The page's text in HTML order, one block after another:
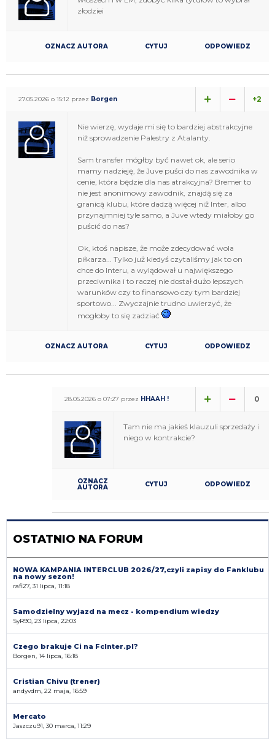
złodziei
OZNACZ AUTORA CYTUJ ODPOWIEDZ
27.05.2026 o 15:12 przez Borgen +2
Nie wierzę, wydaje mi się to bardziej abstrakcyjne
niż sprowadzenie Palestry z Atalanty.
Sam transfer mógłby być nawet ok, ale serio
mamy nadzieję, że Juve puści do nas zawodnika w
cenie, która będzie dla nas atrakcyjna? Bremer to
nie jest anonimowy zawodnik, znajdą się za
granicą klubu, które dadzą więcej niż Inter, albo
przynajmniej tyle samo, a Juve wtedy miałoby go
puścić do nas?
Ok, ktoś napisze, że może zdecydować wola
piłkarza... Tylko już kiedyś czytaliśmy jak to on
chce do Interu, a wylądował u największego
przeciwnika i to raczej nie dostał dużo lepszych
warunków czy to finansowo czy tym bardziej
sportowo... Zwyczajnie trudno uwierzyć, że
mogłoby to się zadziać
OZNACZ AUTORA CYTUJ ODPOWIEDZ
28.05.2026 o 07:27 przez HHAAH ! 0
Tam nie ma jakieś klauzuli sprzedaży i
niego w kontrakcie?
OZNACZ
AUTORA CYTUJ ODPOWIEDZ
OSTATNIO NA FORUM
NOWA KAMPANIA INTERCLUB 2026/27,czyli zapisy do Fanklubu
na nowy sezon!
rafi27, 31 lipca, 11:18
Samodzielny wyjazd na mecz - kompendium wiedzy
SyR90, 23 lipca, 22:03
Czego brakuje Ci na FcInter.pl?
Borgen, 14 lipca, 16:18
Cristian Chivu (trener)
andyvdm, 22 maja, 16:59
Mercato
Jaszczu91, 30 marca, 11:29